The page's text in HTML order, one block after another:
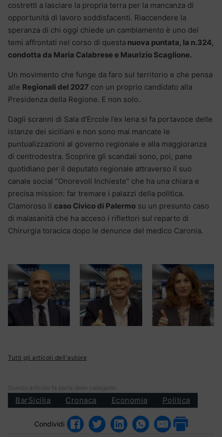
costretti a lasciare la propria terra per la mancanza di
opportunità di lavoro soddisfacenti. Riaccendere la
speranza di chi oggi chiede un cambiamento è uno dei
temi affrontati nel corso di questa nuova puntata, la n.324,
condotta da Maria Calabrese e Maurizio Scaglione.
Un movimento che funge da faro sul territorio e che pensa
alle Regionali del 2027 con un proprio candidato alla
Presidenza della Regione. E non solo.
Dagli scranni di Sala d’Ercole l’ex Iena si fa portavoce delle
istanze dei siciliani e non sono mai mancate le
puntualizzazioni al governo regionale e alla maggioranza
di centrodestra. Scoprire gli scandali sono, poi, pane
quotidiano per il deputato regionale attraverso il suo
canale social “Onorevoli Inchieste” che ha una chiara e
precisa mission: far tremare i palazzi della politica.
Clamoroso il caso Civico di Palermo su un presunto caso
di malasanità che ha acceso i riflettori sul reparto di
Chirurgia toracica dopo le denunce del medico Caronia.
Tutti gli articoli dell'autore
Questo articolo fa parte delle categorie:
BarSicilia Cronaca Economia Politica
Condividi